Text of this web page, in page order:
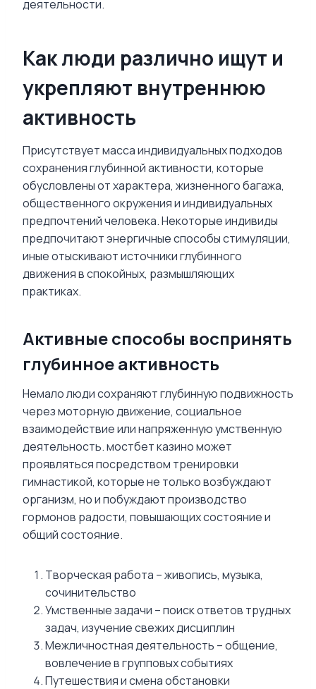
деятельности.
Как люди различно ищут и
укрепляют внутреннюю
активность
Присутствует масса индивидуальных подходов
сохранения глубинной активности, которые
обусловлены от характера, жизненного багажа,
общественного окружения и индивидуальных
предпочтений человека. Некоторые индивиды
предпочитают энергичные способы стимуляции,
иные отыскивают источники глубинного
движения в спокойных, размышляющих
практиках.
Активные способы воспринять
глубинное активность
Немало люди сохраняют глубинную подвижность
через моторную движение, социальное
взаимодействие или напряженную умственную
деятельность. мостбет казино может
проявляться посредством тренировки
гимнастикой, которые не только возбуждают
организм, но и побуждают производство
гормонов радости, повышающих состояние и
общий состояние.
Творческая работа – живопись, музыка,
сочинительство
Умственные задачи – поиск ответов трудных
задач, изучение свежих дисциплин
Межличностная деятельность – общение,
вовлечение в групповых событиях
Путешествия и смена обстановки